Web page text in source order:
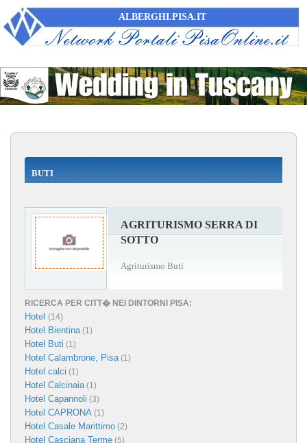
ALBERGHI.PISA.IT
BUTI
AGRITURISMO SERRA DI
SOTTO
Agriturismo Buti
RICERCA PER CITT� NEI DINTORNI PISA:
Hotel (14)
Hotel Bientina(1)
Hotel Buti (1)
Hotel Calambrone, Pisa(1)
Hotel calci (1)
Hotel Calcinaia(1)
Hotel Capannoli (3)
Hotel CAPRONA (1)
Hotel Casale Marittimo (2)
Hotel Casciana Terme (5)